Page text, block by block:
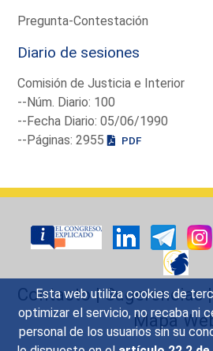
Esta web utiliza cookies de
optimizar el servicio, no recaba ni
personal de los usuarios sin su
Pregunta-Contestación
Diario de sesiones
Comisión de Justicia e Interior
--Núm. Diario: 100
--Fecha Diario: 05/06/1990
--Páginas: 2955
PDF
Contacto|Sugerencias
Mapa